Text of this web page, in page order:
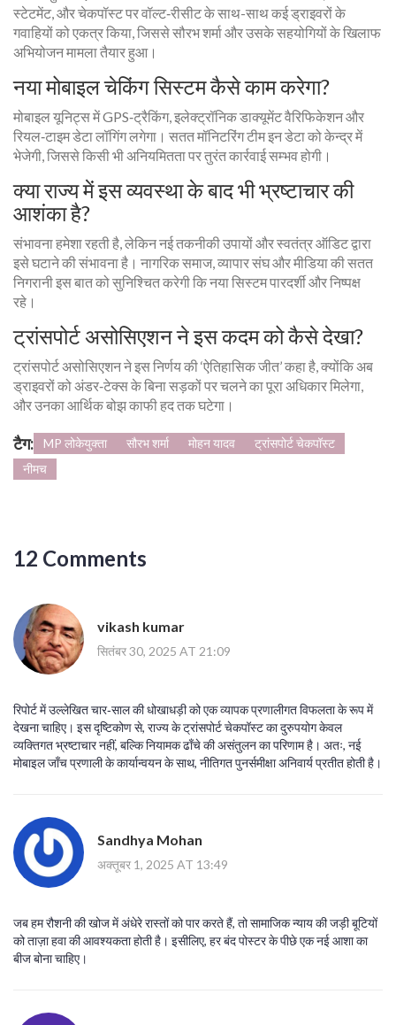
स्टेटमेंट, और चेकपॉस्ट पर वॉल्ट‑रीसीट के साथ-साथ कई ड्राइवरों के
गवाहियों को एकत्र किया, जिससे सौरभ शर्मा और उसके सहयोगियों के खिलाफ
अभियोजन मामला तैयार हुआ।
नया मोबाइल चेकिंग सिस्टम कैसे काम करेगा?
मोबाइल यूनिट्स में GPS‑ट्रैकिंग, इलेक्ट्रॉनिक डाक्यूमेंट वैरिफिकेशन और
रियल‑टाइम डेटा लॉगिंग लगेगा। सतत मॉनिटरिंग टीम इन डेटा को केन्द्र में
भेजेगी, जिससे किसी भी अनियमितता पर तुरंत कार्रवाई सम्भव होगी।
क्या राज्य में इस व्यवस्था के बाद भी भ्रष्टाचार की
आशंका है?
संभावना हमेशा रहती है, लेकिन नई तकनीकी उपायों और स्वतंत्र ऑडिट द्वारा
इसे घटाने की संभावना है। नागरिक समाज, व्यापार संघ और मीडिया की सतत
निगरानी इस बात को सुनिश्चित करेगी कि नया सिस्टम पारदर्शी और निष्पक्ष
रहे।
ट्रांसपोर्ट असोसिएशन ने इस कदम को कैसे देखा?
ट्रांसपोर्ट असोसिएशन ने इस निर्णय की ‘ऐतिहासिक जीत’ कहा है, क्योंकि अब
ड्राइवरों को अंडर‑टेक्स के बिना सड़कों पर चलने का पूरा अधिकार मिलेगा,
और उनका आर्थिक बोझ काफी हद तक घटेगा।
टैग: MP लोकेयुक्ता सौरभ शर्मा मोहन यादव
ट्रांसपोर्ट चेकपॉस्ट
नीमच
12 Comments
vikash kumar
सितंबर 30, 2025 AT 21:09
रिपोर्ट में उल्लेखित चार‑साल की धोखाधड़ी को एक व्यापक प्रणालीगत विफलता के रूप में
देखना चाहिए। इस दृष्टिकोण से, राज्य के ट्रांसपोर्ट चेकपॉस्ट का दुरुपयोग केवल
व्यक्तिगत भ्रष्टाचार नहीं, बल्कि नियामक ढाँचे की असंतुलन का परिणाम है। अतः, नई
मोबाइल जाँच प्रणाली के कार्यान्वयन के साथ, नीतिगत पुनर्समीक्षा अनिवार्य प्रतीत होती है।
Sandhya Mohan
अक्तूबर 1, 2025 AT 13:49
जब हम रौशनी की खोज में अंधेरे रास्तों को पार करते हैं, तो सामाजिक न्याय की जड़ी बूटियों
को ताज़ा हवा की आवश्यकता होती है। इसीलिए, हर बंद पोस्टर के पीछे एक नई आशा का
बीज बोना चाहिए।